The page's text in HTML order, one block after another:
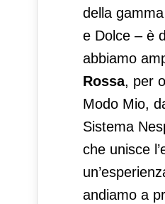
della
e Dolce – è
abbiamo
Rossa, per
Modo Mio,
Sistema
che unisce
andiamo a